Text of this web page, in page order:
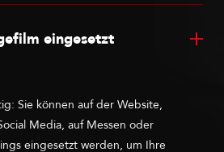
eingesetzt
Sie können auf der Website,
Media, auf Messen oder
eingesetzt werden, um Ihre